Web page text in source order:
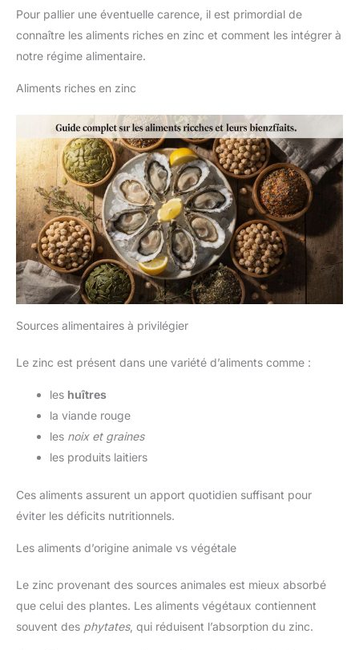
Pour pallier une éventuelle carence, il est primordial de
connaître les aliments riches en zinc et comment les intégrer à
notre régime alimentaire.
Aliments riches en zinc
Sources alimentaires à privilégier
Le zinc est présent dans une variété d’aliments comme :
les huîtres
la viande rouge
les noix et graines
les produits laitiers
Ces aliments assurent un apport quotidien suffisant pour
éviter les déficits nutritionnels.
Les aliments d’origine animale vs végétale
Le zinc provenant des sources animales est mieux absorbé
que celui des plantes. Les aliments végétaux contiennent
souvent des phytates, qui réduisent l’absorption du zinc.